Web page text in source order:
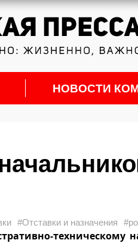
НОВОСТИ
#Отставки и назначения
техническому